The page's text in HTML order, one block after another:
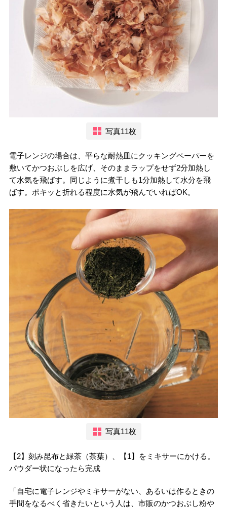
写真11枚
電子レンジの場合は、平らな耐熱皿にクッキングペーパーを
敷いてかつおぶしを広げ、そのままラップをせず2分加熱し
て水気を飛ばす。同じように煮干しも1分加熱して水分を飛
ばす。ポキッと折れる程度に水気が飛んでいればOK。
写真11枚
【2】刻み昆布と緑茶（茶葉）、【1】をミキサーにかける。
パウダー状になったら完成
「自宅に電子レンジやミキサーがない、あるいは作るときの
手間をなるべく省きたいという人は、市販のかつおぶし粉や